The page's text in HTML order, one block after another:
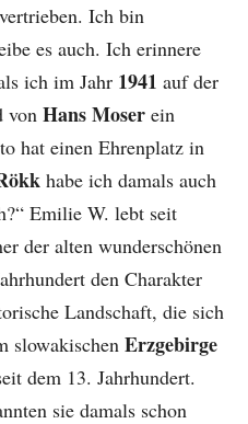
Ich bin
es auch. Ich erinnere
ich im Jahr 1941 auf der
von Hans Moserein
hat einen Ehrenplatz in
habe ich damals auch
Emilie W. lebt seit
der alten wunderschönen
den Charakter
Landschaft, die sich
slowakischen Erzgebirge
dem 13. Jahrhundert.
sie damals schon